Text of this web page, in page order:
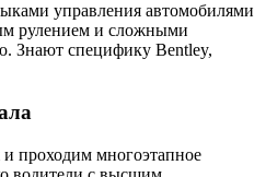
управления автомобилями
рулением и сложными
Знают специфику Bentley,
проходим многоэтапное